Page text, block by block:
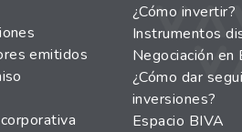
emitidos
¿Cómo invertir?
Instrumentos
Negociación en
¿Cómo dar seguimiento a mis
inversiones?
Espacio BIVA